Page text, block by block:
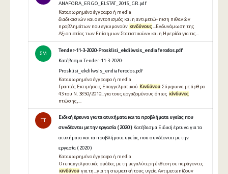
ANAFORA_ERGO_ELSTAT_2015_GR.pdf
Καταχωρημένο έγγραφο ή media
διαδικασιών και ο εντοπισμός και η αντιμετώ- πιση πιθανών
προβλημάτων που εγκυμονούν κινδύνους...Ενδυνάμωση της
Αξιοπιστίας των Επίσημων Στατιστικών» και η Ημερίδα για τις...
ΣΜ
Tender-11-3-2020-Prosklisi_ekdilwsis_endiaferodos.pdf
Κατέβασμα Tender-11-3-2020-
Prosklisi_ekdilwsis_endiaferodos.pdf
Καταχωρημένο έγγραφο ή media
Γραπτές Εκτιμήσεις Επαγγελματικού Κινδύνου Σύμφωνα με άρθρο
43 του Ν. 3850/2010...για τους εργαζομένους όπως κίνδυνος
πτώσης,...
TT
Ειδική έρευνα για τα ατυχήματα και τα προβλήματα υγείας που
συνδέονται με την εργασία ( 2020 ) Κατέβασμα Ειδική έρευνα για τα
ατυχήματα και τα προβλήματα υγείας που συνδέονται με την
εργασία ( 2020 )
Καταχωρημένο έγγραφο ή media
Οι επαγγελματικές ομάδες με τη μεγαλύτερη έκθεση σε παράγοντες
κινδύνου για τη...για τη σωματική τους υγεία Aντιμετωπίζουν